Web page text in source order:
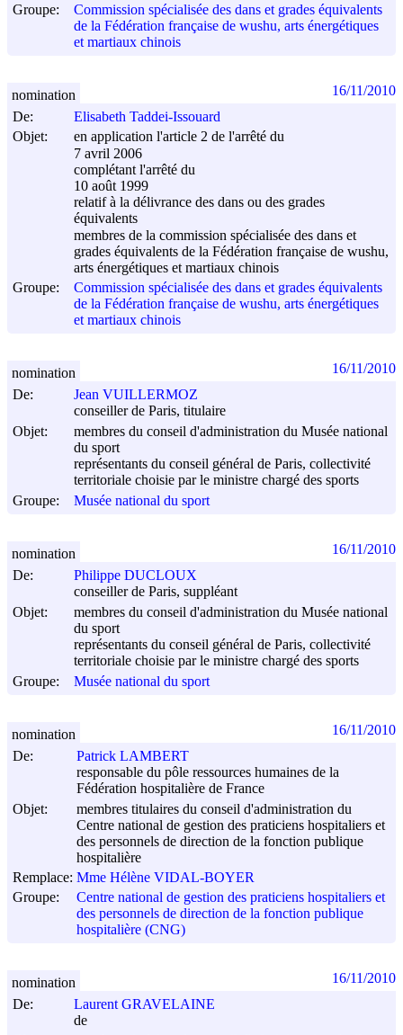
Groupe:
Commission spécialisée des dans et grades équivalents
de la Fédération française de wushu, arts énergétiques
et martiaux chinois
De:
Elisabeth Taddei-Issouard
Objet:
en application l'article 2 de l'arrêté du
7 avril 2006
complétant l'arrêté du
10 août 1999
relatif à la délivrance des dans ou des grades
équivalents
membres de la commission spécialisée des dans et
grades équivalents de la Fédération française de wushu,
arts énergétiques et martiaux chinois
Groupe:
Commission spécialisée des dans et grades équivalents
de la Fédération française de wushu, arts énergétiques
et martiaux chinois
nomination 16/11/2010
De:
Jean VUILLERMOZ
conseiller de Paris, titulaire
Objet:
membres du conseil d'administration du Musée national
du sport
représentants du conseil général de Paris, collectivité
territoriale choisie par le ministre chargé des sports
Groupe:
Musée national du sport
nomination 16/11/2010
De:
Philippe DUCLOUX
conseiller de Paris, suppléant
Objet:
membres du conseil d'administration du Musée national
du sport
représentants du conseil général de Paris, collectivité
territoriale choisie par le ministre chargé des sports
Groupe:
Musée national du sport
nomination 16/11/2010
De:
Patrick LAMBERT
responsable du pôle ressources humaines de la
Fédération hospitalière de France
Objet:
membres titulaires du conseil d'administration du
Centre national de gestion des praticiens hospitaliers et
des personnels de direction de la fonction publique
hospitalière
Remplace: Mme Hélène VIDAL-BOYER
Groupe:
Centre national de gestion des praticiens hospitaliers et
des personnels de direction de la fonction publique
hospitalière (CNG)
nomination 16/11/2010
De:
Laurent GRAVELAINE
de
nomination 16/11/2010